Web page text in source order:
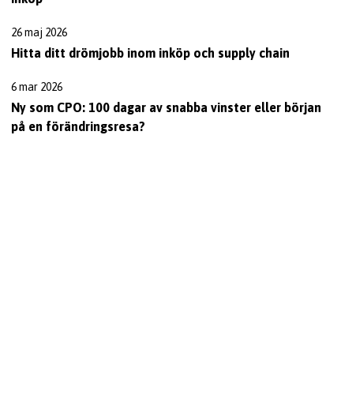
26 maj 2026
Hitta ditt drömjobb inom inköp och supply chain
6 mar 2026
Ny som CPO: 100 dagar av snabba vinster eller början
på en förändringsresa?